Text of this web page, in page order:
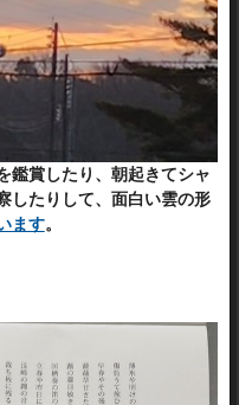
鑑賞したり、朝起きてシャ
したりして、面白い雲の形
ます。